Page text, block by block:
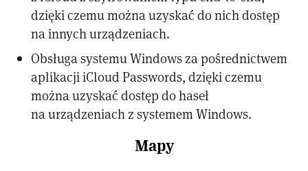
dzięki czemu można uzyskać do nich dostęp
na innych urządzeniach.
Obsługa systemu Windows za pośrednictwem
aplikacji iCloud Passwords, dzięki czemu
można uzyskać dostęp do haseł
na urządzeniach z systemem Windows.
Mapy